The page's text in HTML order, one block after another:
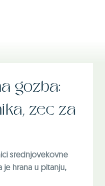
gozba:
zec za
srednjovekovne
je hrana u pitanju,